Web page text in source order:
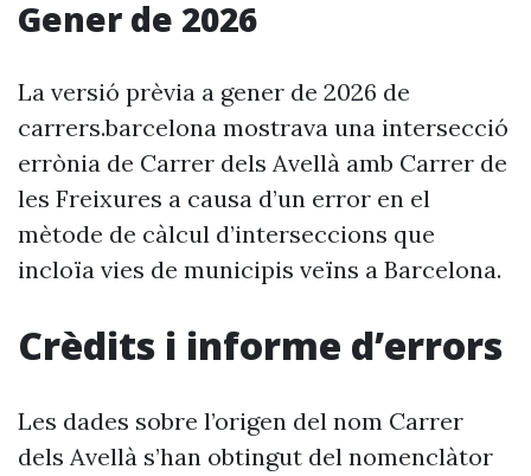
Gener de 2026
La versió prèvia a gener de 2026 de
carrers.barcelona mostrava una intersecció
errònia de Carrer dels Avellà amb Carrer de
les Freixures a causa d’un error en el
mètode de càlcul d’interseccions que
incloïa vies de municipis veïns a Barcelona.
Crèdits i informe d’errors
Les dades sobre l’origen del nom Carrer
dels Avellà s’han obtingut del nomenclàtor